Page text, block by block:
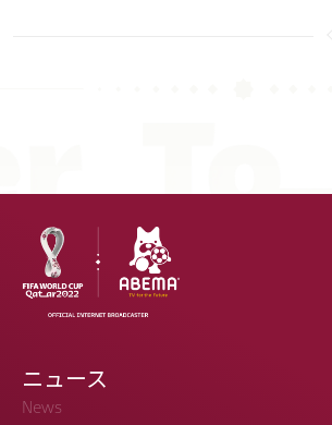
ニュース
News